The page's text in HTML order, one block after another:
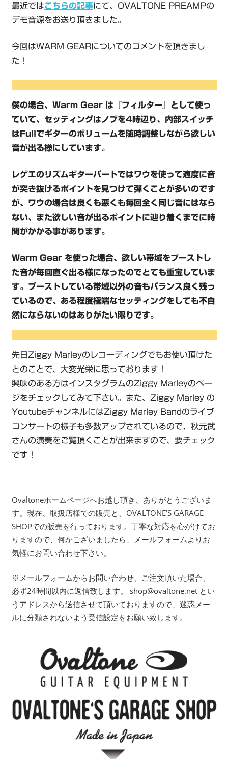
最近ではこちらの記事にて、OVALTONE PREAMPの
デモ音源をお送り頂きました。
今回はWARM GEARについてのコメントを頂きまし
た！
僕の場合、Warm Gear は『フィルター』として使っ
ていて、セッティングはノブを4時辺り、内部スイッチ
はFullでギターのボリュームを随時調整しながら欲しい
音が出る様にしています。
レゲエのリズムギターパートではワウを使って適度に音
が突き抜けるポイントを見つけて弾くことが多いのです
が、ワウの場合は良くも悪くも毎回全く同じ音にはなら
ない、また欲しい音が出るポイントに辿り着くまでに時
間がかかる事があります。
Warm Gear を使った場合、欲しい帯域をブーストし
た音が毎回直ぐ出る様になったのでとても重宝していま
す。ブーストしている帯域以外の音もバランス良く残っ
ているので、ある程度極端なセッティングをしても不自
然にならないのはありがたい限りです。
先日Ziggy Marleyのレコーディングでもお使い頂けた
とのことで、大変光栄に思っております！
興味のある方はインスタグラムのZiggy Marleyのペー
ジをチェックしてみて下さい。また、Ziggy Marley の
YoutubeチャンネルにはZiggy Marley Bandのライブ
コンサートの様子も多数アップされているので、秋元武
さんの演奏をご覧頂くことが出来ますので、要チェック
です！
Ovaltoneホームページへお越し頂き、ありがとうございま
す。現在、取扱店様での販売と、OVALTONE’S GARAGE
SHOPでの販売を行っております。丁寧な対応を心がけてお
りますので、何かございましたら、メールフォームよりお
気軽にお問い合わせ下さい。
※メールフォームからお問い合わせ、ご注文頂いた場合、
必ず24時間以内に返信致します。 shop@ovaltone.net とい
うアドレスから送信させて頂いておりますので、迷惑メー
ルに分類されないよう受信設定をお願い致します。